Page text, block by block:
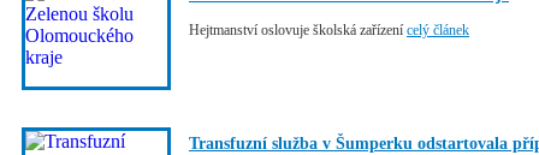
Hejtmanství oslovuje školská zařízení celý článek
Transfuzní služba v Šumperku odstartovala